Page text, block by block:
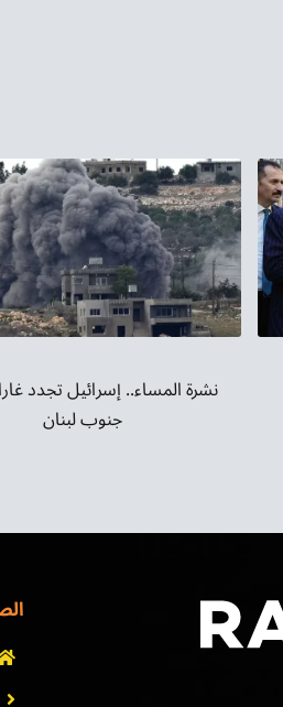
نشرة المساء.. إسرائيل تجدد
جنوب لبنان